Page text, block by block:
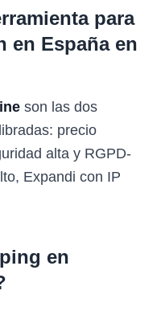
para
en España en
son las dos
precio
alta y RGPD-
Expandi con IP
en